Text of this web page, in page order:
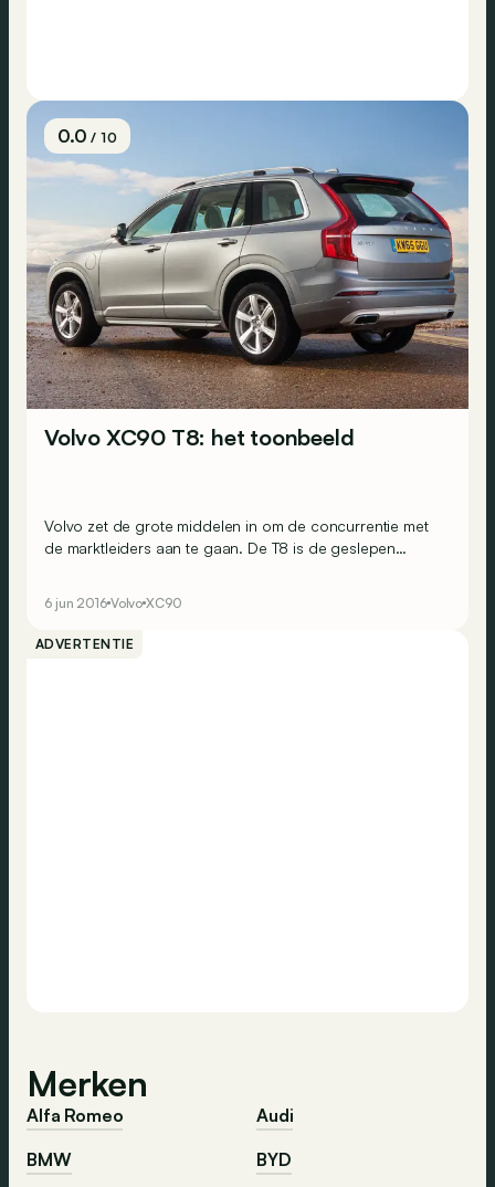
0.0/ 10
Volvo XC90 T8: het toonbeeld
Volvo zet de grote middelen in om de concurrentie met
de marktleiders aan te gaan. De T8 is de geslepen
BMW angst moet inboezemen. Maar zijn de ogen van de
Zweed groter dan zijn maag?
6 jun 2016 Volvo XC90
ADVERTENTIE
Merken
Alfa Romeo
Audi
BMW
BYD